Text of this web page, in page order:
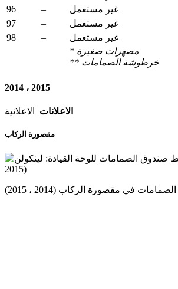
96 –
غير مستعمل
97
–
غير مستعمل
98
–
غير مستعمل
* مصهرات صغيرة
** خرطوشة الصمامات
2014 ، 2015
الاعلانات الاعلانية
مقصورة الركاب
في مقصورة الركاب (2014 ، 2015)